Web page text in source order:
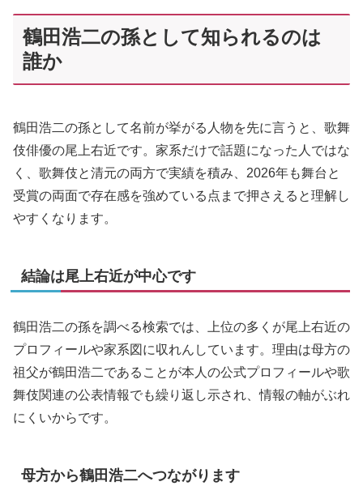
鶴田浩二の孫として知られるのは
誰か
鶴田浩二の孫として名前が挙がる人物を先に言うと、歌舞
伎俳優の尾上右近です。家系だけで話題になった人ではな
く、歌舞伎と清元の両方で実績を積み、2026年も舞台と
受賞の両面で存在感を強めている点まで押さえると理解し
やすくなります。
結論は尾上右近が中心です
鶴田浩二の孫を調べる検索では、上位の多くが尾上右近の
プロフィールや家系図に収れんしています。理由は母方の
祖父が鶴田浩二であることが本人の公式プロフィールや歌
舞伎関連の公表情報でも繰り返し示され、情報の軸がぶれ
にくいからです。
母方から鶴田浩二へつながります